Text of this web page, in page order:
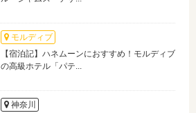
モルディブ
【宿泊記】ハネムーンにおすすめ！モルディブ
の高級ホテル「パテ...
神奈川